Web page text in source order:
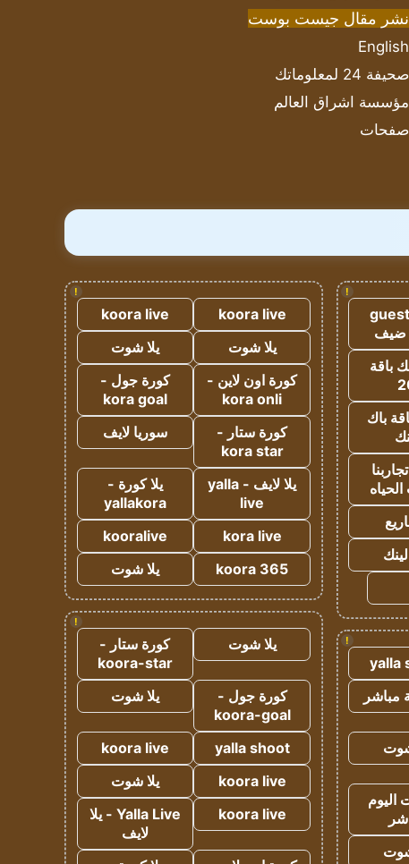
نشر مقال جيست بوست
English
صحيفة 24 لمعلوماتك
مؤسسة اشراق العالم
صفحات
!
ضيف
باقة
باك
!
yalla
مباشر
شوت
اليوم
شوت
!
koora live
koora live
يلا شوت
يلا شوت
كورة اون لاين -
kora onli
كورة جول -
kora goal
كورة ستار -
kora star
سوريا لايف
يلا لايف - yalla
live
يلا كورة -
yallakora
kora live
kooralive
koora 365
يلا شوت
!
يلا شوت
كورة ستار -
koora-star
كورة جول -
koora-goal
يلا شوت
yalla shoot
koora live
koora live
يلا شوت
koora live
Yalla Live - يلا
لايف